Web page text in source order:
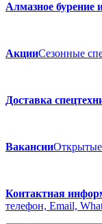
Алмазное бурение
АкцииСезонные
Доставка
Вакансии
Контактная
телефон, Email,